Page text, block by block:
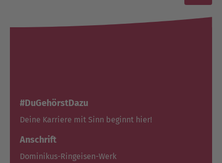
#DuGehörstDazu
Deine Karriere mit Sinn beginnt hier!
Anschrift
Dominikus-Ringeisen-Werk